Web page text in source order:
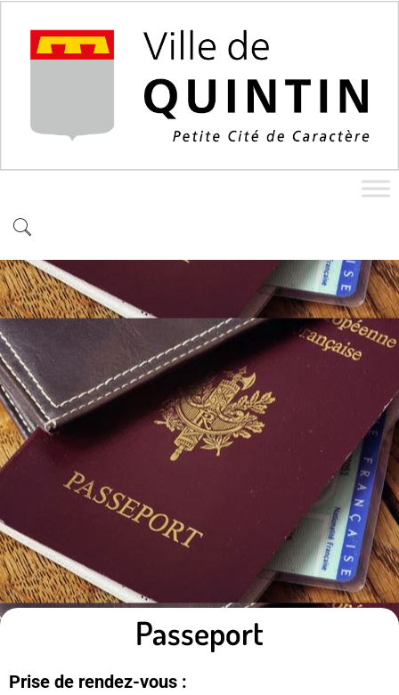
Passeport
Prise de rendez-vous :